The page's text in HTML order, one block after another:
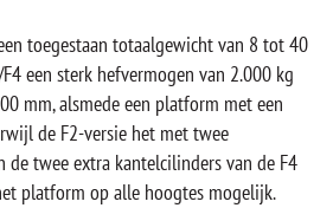
toegestaan totaalgewicht van 8 tot 40
een sterk hefvermogen van 2.000 kg
mm, alsmede een platform met een
de F2-versie het met twee
de twee extra kantelcilinders van de F4
platform op alle hoogtes mogelijk.